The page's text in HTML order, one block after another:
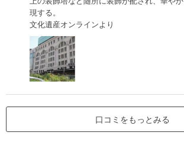
現する。
文化遺産オンラインより
口コミをもっとみる